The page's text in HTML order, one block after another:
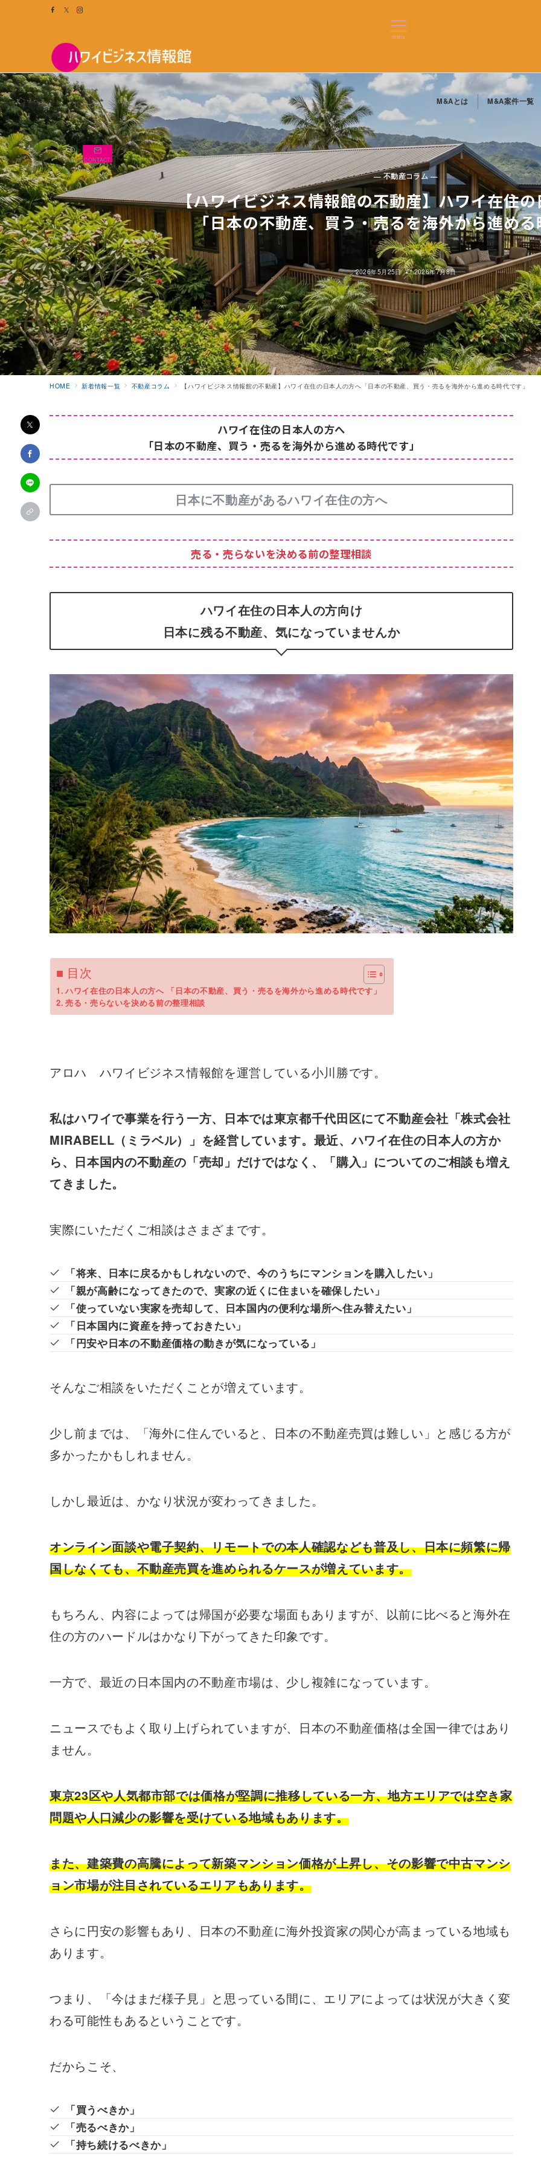
menu
M&Aとは M&A案件一覧
search CONTACT
— 不動産コラム —
【ハワイビジネス情報館の不動産】ハワイ在住
「日本の不動産、買う・売るを海外から進め
2026年5月25日 2026年7月8日
HOME 新着情報一覧 不動産コラム 【ハワイビジネス情報館の不動産】ハワイ在住の日本人の方へ「日本の不動産、買う・売るを海外から進める時代です」
ハワイ在住の日本人の方へ
「日本の不動産、買う・売るを海外から進める時代です」
日本に不動産があるハワイ在住の方へ
売る・売らないを決める前の整理相談
ハワイ在住の日本人の方向け
日本に残る不動産、気になっていませんか
■ 目次
ハワイ在住の日本人の方へ 「日本の不動産、買う・売るを海外から進める時代です」
売る・売らないを決める前の整理相談
アロハ ハワイビジネス情報館を運営している小川勝です。
私はハワイで事業を行う一方、日本では東京都千代田区にて不動産会社「株式会社
MIRABELL（ミラベル）」を経営しています。最近、ハワイ在住の日本人の方か
ら、日本国内の不動産の「売却」だけではなく、「購入」についてのご相談も増え
てきました。
実際にいただくご相談はさまざまです。
「将来、日本に戻るかもしれないので、今のうちにマンションを購入したい」
「親が高齢になってきたので、実家の近くに住まいを確保したい」
「使っていない実家を売却して、日本国内の便利な場所へ住み替えたい」
「日本国内に資産を持っておきたい」
「円安や日本の不動産価格の動きが気になっている」
そんなご相談をいただくことが増えています。
少し前までは、「海外に住んでいると、日本の不動産売買は難しい」と感じる方が
多かったかもしれません。
しかし最近は、かなり状況が変わってきました。
オンライン面談や電子契約、リモートでの本人確認なども普及し、日本に頻繁に帰
国しなくても、不動産売買を進められるケースが増えています。
もちろん、内容によっては帰国が必要な場面もありますが、以前に比べると海外在
住の方のハードルはかなり下がってきた印象です。
一方で、最近の日本国内の不動産市場は、少し複雑になっています。
ニュースでもよく取り上げられていますが、日本の不動産価格は全国一律ではあり
ません。
東京23区や人気都市部では価格が堅調に推移している一方、地方エリアでは空き家
問題や人口減少の影響を受けている地域もあります。
また、建築費の高騰によって新築マンション価格が上昇し、その影響で中古マンシ
ョン市場が注目されているエリアもあります。
さらに円安の影響もあり、日本の不動産に海外投資家の関心が高まっている地域も
あります。
つまり、「今はまだ様子見」と思っている間に、エリアによっては状況が大きく変
わる可能性もあるということです。
だからこそ、
「買うべきか」
「売るべきか」
「持ち続けるべきか」